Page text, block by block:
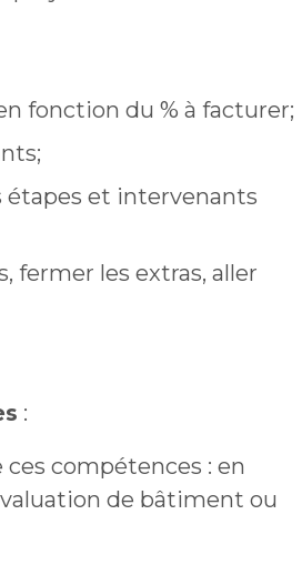
fonction du % à facturer;
étapes et intervenants
fermer les extras, aller
:
ces compétences : en
de bâtiment ou